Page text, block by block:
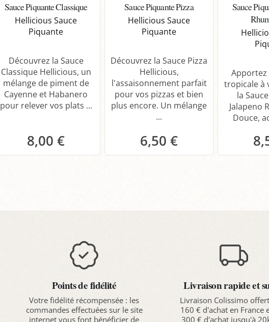
Sauce Piquante Classique
Hellicious Sauce
Piquante
Découvrez la Sauce
Classique Hellicious, un
mélange de piment de
Cayenne et Habanero
pour relever vos plats ...
8,00 €
Sauce Piquante Pizza
Hellicious Sauce
Piquante
Découvrez la Sauce Pizza
Hellicious,
l'assaisonnement parfait
pour vos pizzas et bien
plus encore. Un mélange
...
6,50 €
Sauce
tropicale à
la
Jalapeno
Douce,
Points de fidélité
Votre fidélité récompensée : les
commandes effectuées sur le site
internet vous font bénéficier de
Livraison rapide et
Livraison Colissimo
160 € d'achat en France
300 € d'achat jusqu'à